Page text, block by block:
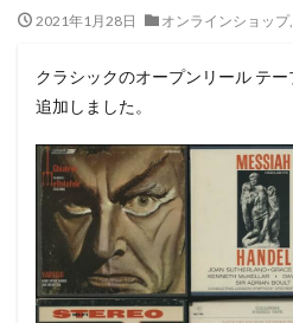
2021年1月28日 オンラインショップ,
クラシックのオープンリール テ
追加しました。